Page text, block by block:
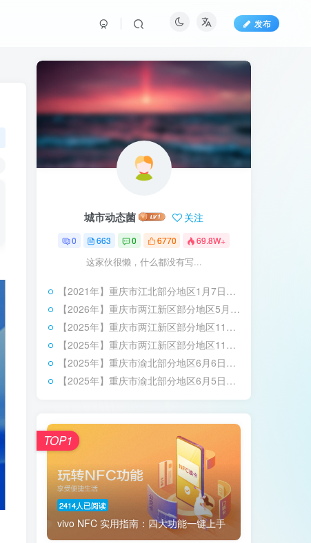
发布
城市动态菌 关注
0 663 0 6770 69.8W+
这家伙很懒，什么都没有写...
【2021年】重庆市江北部分地区1月7日停水信息
【2026年】重庆市两江新区部分地区5月10日停水信息
【2025年】重庆市两江新区部分地区11月25日停水信息
【2025年】重庆市两江新区部分地区11月22日停水信息
【2025年】重庆市渝北部分地区6月6日停水信息
【2025年】重庆市渝北部分地区6月5日停水信息
2414人已阅读
vivo NFC 实用指南：四大功能一键上手
TOP1